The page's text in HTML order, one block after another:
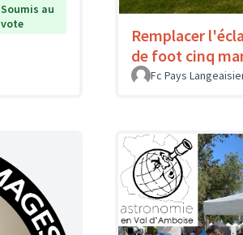
Soumis au
vote
Remplacer
de foot cinq
Fc Pays